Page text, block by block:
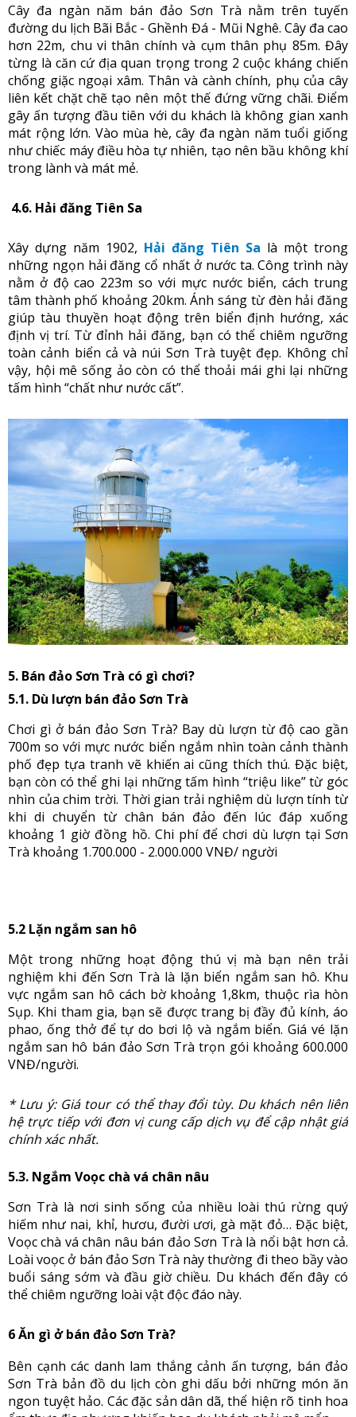
Cây đa ngàn năm bán đảo Sơn Trà nằm trên tuyến
đường du lịch Bãi Bắc - Ghềnh Đá - Mũi Nghê. Cây đa cao
hơn 22m, chu vi thân chính và cụm thân phụ 85m. Đây
từng là căn cứ địa quan trọng trong 2 cuộc kháng chiến
chống giặc ngoại xâm. Thân và cành chính, phụ của cây
liên kết chặt chẽ tạo nên một thế đứng vững chãi. Điểm
gây ấn tượng đầu tiên với du khách là không gian xanh
mát rộng lớn. Vào mùa hè, cây đa ngàn năm tuổi giống
như chiếc máy điều hòa tự nhiên, tạo nên bầu không khí
trong lành và mát mẻ.
4.6. Hải đăng Tiên Sa
Xây dựng năm 1902, Hải đăng Tiên Sa là một trong
những ngọn hải đăng cổ nhất ở nước ta. Công trình này
nằm ở độ cao 223m so với mực nước biển, cách trung
tâm thành phố khoảng 20km. Ánh sáng từ đèn hải đăng
giúp tàu thuyền hoạt động trên biển định hướng, xác
định vị trí. Từ đỉnh hải đăng, bạn có thể chiêm ngưỡng
toàn cảnh biển cả và núi Sơn Trà tuyệt đẹp. Không chỉ
vậy, hội mê sống ảo còn có thể thoải mái ghi lại những
tấm hình “chất như nước cất”.
5. Bán đảo Sơn Trà có gì chơi?
5.1. Dù lượn bán đảo Sơn Trà
Chơi gì ở bán đảo Sơn Trà? Bay dù lượn từ độ cao gần
700m so với mực nước biển ngắm nhìn toàn cảnh thành
phố đẹp tựa tranh vẽ khiến ai cũng thích thú. Đặc biệt,
bạn còn có thể ghi lại những tấm hình “triệu like” từ góc
nhìn của chim trời. Thời gian trải nghiệm dù lượn tính từ
khi di chuyển từ chân bán đảo đến lúc đáp xuống
khoảng 1 giờ đồng hồ. Chi phí để chơi dù lượn tại Sơn
Trà khoảng 1.700.000 - 2.000.000 VNĐ/ người
5.2 Lặn ngắm san hô
Một trong những hoạt động thú vị mà bạn nên trải
nghiệm khi đến Sơn Trà là lặn biển ngắm san hô. Khu
vực ngắm san hô cách bờ khoảng 1,8km, thuộc rìa hòn
Sụp. Khi tham gia, bạn sẽ được trang bị đầy đủ kính, áo
phao, ống thở để tự do bơi lộ và ngắm biển. Giá vé lặn
ngắm san hô bán đảo Sơn Trà trọn gói khoảng 600.000
VNĐ/người.
* Lưu ý: Giá tour có thể thay đổi tùy. Du khách nên liên
hệ trực tiếp với đơn vị cung cấp dịch vụ để cập nhật giá
chính xác nhất.
5.3. Ngắm Voọc chà vá chân nâu
Sơn Trà là nơi sinh sống của nhiều loài thú rừng quý
hiếm như nai, khỉ, hươu, đười ươi, gà mặt đỏ… Đặc biệt,
Voọc chà vá chân nâu bán đảo Sơn Trà là nổi bật hơn cả.
Loài voọc ở bán đảo Sơn Trà này thường đi theo bầy vào
buổi sáng sớm và đầu giờ chiều. Du khách đến đây có
thể chiêm ngưỡng loài vật độc đáo này.
6 Ăn gì ở bán đảo Sơn Trà?
Bên cạnh các danh lam thắng cảnh ấn tượng, bán đảo
Sơn Trà bản đồ du lịch còn ghi dấu bởi những món ăn
ngon tuyệt hảo. Các đặc sản dân dã, thể hiện rõ tinh hoa